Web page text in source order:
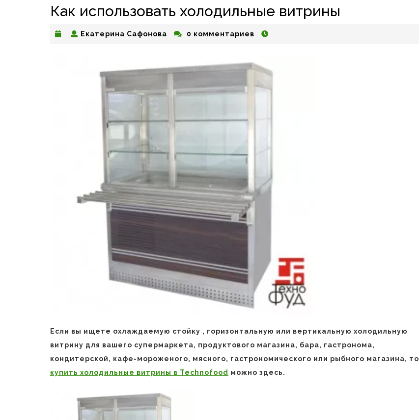
Как использовать холодильные витрины
Екатерина Сафонова Екатерина
0 комментариев
Если вы ищете охлаждаемую стойку , горизонтальную или вертикальную холодильную
витрину для вашего супермаркета, продуктового магазина, бара, гастронома,
кондитерской, кафе-мороженого, мясного, гастрономического или рыбного магазина, то
купить холодильные витрины в Technofood можно здесь.